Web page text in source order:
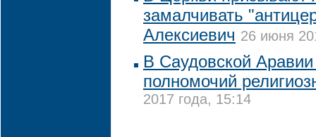
замалчивать
Алексиевич 26 июня
В Саудовской Аравии
полномочий
2017 года, 15:14